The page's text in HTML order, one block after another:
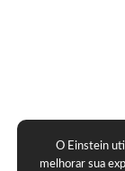
O Einstein
melhorar sua